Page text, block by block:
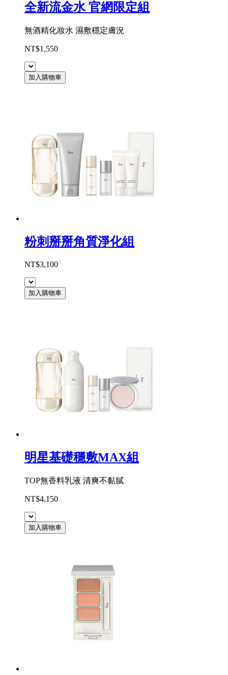
全新流金水 官網限定組
無酒精化妝水 濕敷穩定膚況
NT$1,550
加入購物車
粉刺掰掰角質淨化組
NT$3,100
加入購物車
明星基礎穩敷MAX組
TOP無香料乳液 清爽不黏膩
NT$4,150
加入購物車